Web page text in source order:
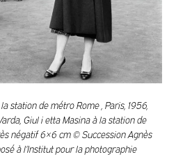
station de métro Rome , Paris, 1956,
Giul i etta Masina à la station de
négatif 6×6 cm © Succession Agnès
à l’Institut pour la photographie